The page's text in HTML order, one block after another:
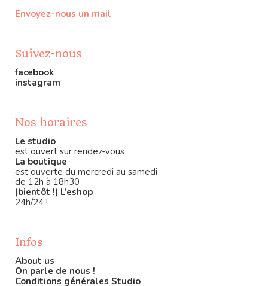
Envoyez-nous un mail
Suivez-nous
facebook
instagram
Nos horaires
Le studio
est ouvert sur rendez-vous
La boutique
est ouverte du mercredi au samedi
de 12h à 18h30
(bientôt !) L’eshop
24h/24 !
Infos
About us
On parle de nous !
Conditions générales Studio